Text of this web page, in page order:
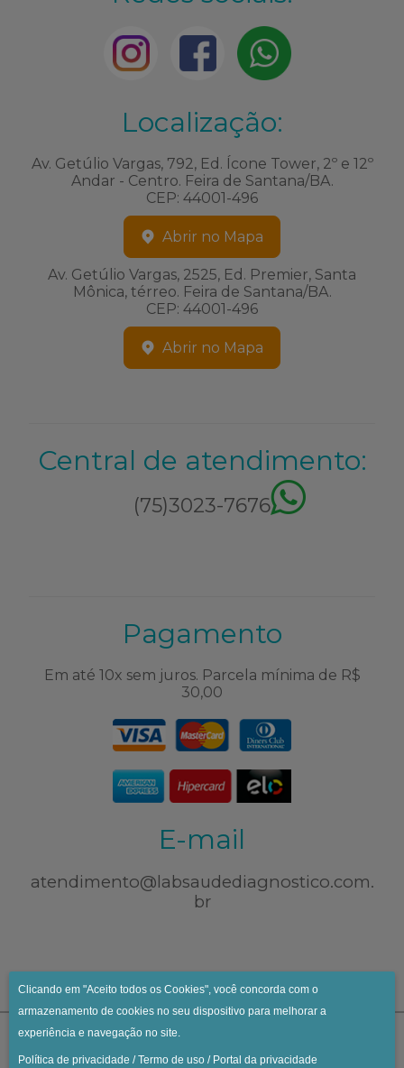
Localização:
Av. Getúlio Vargas, 792, Ed. Ícone Tower, 2º e 12º
Andar - Centro. Feira de Santana/BA.
CEP: 44001-496
Abrir no Mapa
Av. Getúlio Vargas, 2525, Ed. Premier, Santa
Mônica, térreo. Feira de Santana/BA.
CEP: 44001-496
Abrir no Mapa
Central de atendimento:
(75)3023-7676
Pagamento
Em até 10x sem juros. Parcela mínima de R$
30,00
E-mail
atendimento@labsaudediagnostico.com.
br
Clicando em "Aceito todos os Cookies", você concorda com o
armazenamento de cookies no seu dispositivo para melhorar a
experiência e navegação no site.
Política de privacidade /Termo de uso / Portal da privacidade